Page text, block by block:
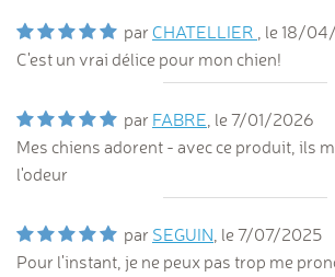
par CHATELLIER , le 18/
C'est un vrai délice pour mon chien!
par FABRE, le7/01/2026
Mes chiens adorent - avec ce produit, ils
l'odeur
par SEGUIN, le7/07/2025
Pour l'instant, je ne peux pas trop me